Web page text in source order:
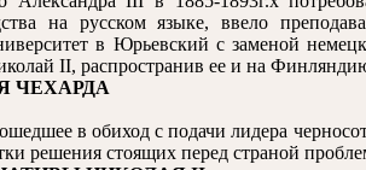
на русском языке, ввело
в Юрьевский с заменой
II, распространив ее и на
ЧЕХАРДА
в обиход с подачи лидера
решения стоящих перед страной